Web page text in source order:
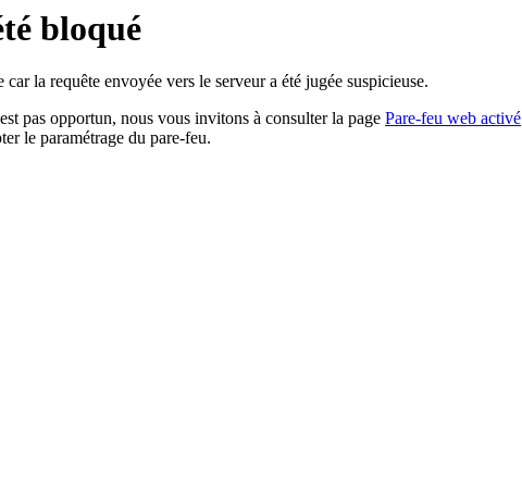
bloqué
la requête envoyée vers le serveur a été jugée suspicieuse.
pas opportun, nous vous invitons à consulter la page Pare-feu web activé
le paramétrage du pare-feu.